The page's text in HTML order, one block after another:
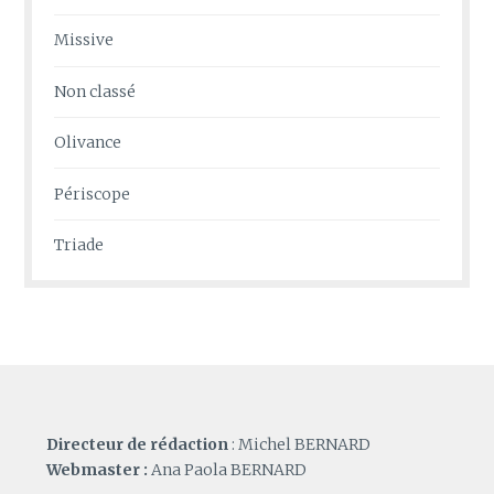
Missive
Non classé
Olivance
Périscope
Triade
Directeur de rédaction : Michel BERNARD
Webmaster : Ana Paola BERNARD